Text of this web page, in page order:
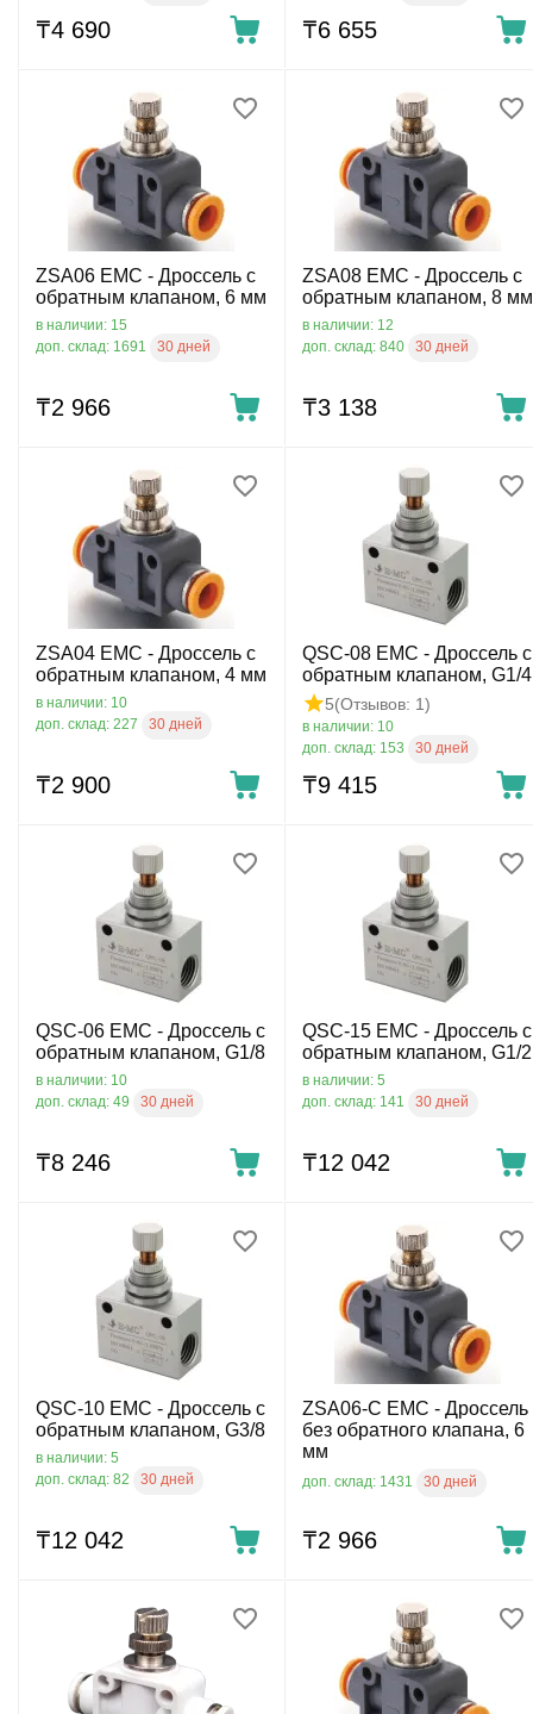
₸4 690 ₸6 655
ZSA06 EMC - Дроссель с
обратным клапаном, 6 мм
в наличии: 15
доп. склад: 1691
30 дней
₸2 966
ZSA08 EMC - Дроссель с
обратным клапаном, 8 мм
в наличии: 12
доп. склад: 840
30 дней
₸3 138
ZSA04 EMC - Дроссель с
обратным клапаном, 4 мм
в наличии: 10
доп. склад: 227
30 дней
₸2 900
QSC-08 EMC - Дроссель с
обратным клапаном, G1/4
5(Отзывов: 1)
в наличии: 10
доп. склад: 153
30 дней
₸9 415
QSC-06 EMC - Дроссель с
обратным клапаном, G1/8
в наличии: 10
доп. склад: 49
30 дней
₸8 246
QSC-15 EMC - Дроссель с
обратным клапаном, G1/2
в наличии: 5
доп. склад: 141
30 дней
₸12 042
QSC-10 EMC - Дроссель с
обратным клапаном, G3/8
в наличии: 5
доп. склад: 82
30 дней
₸12 042
ZSA06-C EMC - Дроссель
без обратного клапана, 6
мм
доп. склад: 1431 30 дней
₸2 966